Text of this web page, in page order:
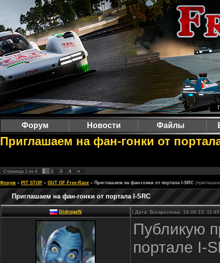
Форум Новости Файлы
Приглашаем на фан-гонки от
Страница 1 из 4 1 2 3 4 »
Форум » PIT STOP » OUT OF Free-Race » Приглашаем на фан-гонки от портала I-SRC
Приглашаем на фан-гонки от портала I-SRC
GidrogeN | Дата: Воскресенье, 16.06.13,
Публикую
портале I-